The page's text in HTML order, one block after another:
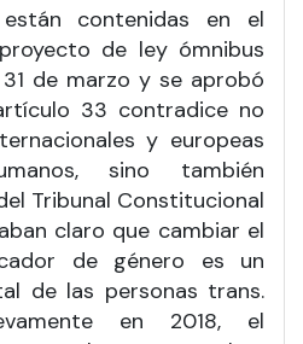
contenidas en el
de ley ómnibus
de marzo y se aprobó
33 contradice no
y europeas
sino también
Tribunal Constitucional
claro que cambiar el
de género es un
de las personas trans.
en 2018, el